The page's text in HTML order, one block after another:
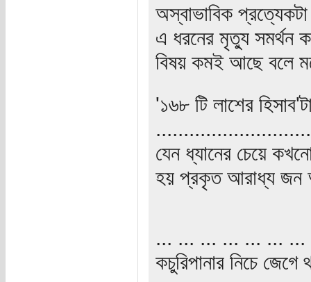
অস্বাভাবিক
এ ধরনের মৃত্যু সমর্থন
বিষয় কমই আছে বলে
'১৬৮ টি লাশের
যেন ধ্যানের চেয়ে
হয় প্রকৃত আরাধ্য জন
... ... ... ... ... ...
কচুরিপানার নিচে জেগে